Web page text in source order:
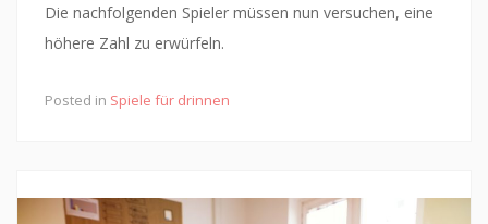
Die nachfolgenden Spieler müssen nun versuchen, eine
höhere Zahl zu erwürfeln.
Posted in Spiele für drinnen